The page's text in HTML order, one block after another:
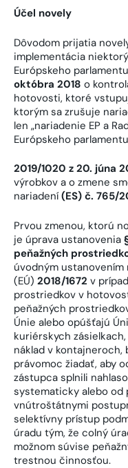
Účel novely
Dôvodom prijatia
implementácia
Európskeho
októbra 2018 o
hotovosti, ktoré
ktorým sa zrušuje
len „nariadenie EP a
Európskeho
2019/1020 z 20. júna
výrobkov a o zmene
nariadení(ES) č. 765/
Prvou zmenou, ktorú
je úprava ustanovenia
peňažných
úvodným ustanovením
(EÚ) 2018/1672 v
prostriedkov v
peňažných
Únie alebo opúšťajú
kuriérskych
náklad v kontajneroch,
právomoc žiadať, aby
zástupca splnili
systematicky alebo od
vnútroštátnymi
selektívny prístup
úradu tým, že colný
možnom súvise
trestnou činnosťou.